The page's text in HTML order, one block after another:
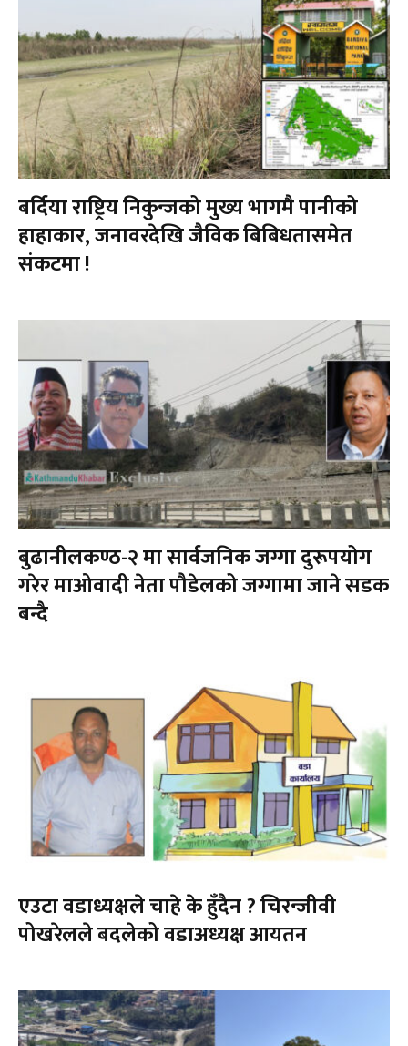
बर्दिया राष्ट्रिय निकुन्जको मुख्य भागमै पानीको
हाहाकार, जनावरदेखि जैविक बिबिधतासमेत
संकटमा !
बुढानीलकण्ठ-२ मा सार्वजनिक जग्गा दुरूपयोग
गरेर माओवादी नेता पौडेलको जग्गामा जाने सडक
बन्दै
एउटा वडाध्यक्षले चाहे के हुँदैन ? चिरन्जीवी
पोखरेलले बदलेको वडाअध्यक्ष आयतन